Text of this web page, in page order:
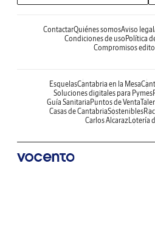
ContactarQuiénes somosAviso legal
Condiciones de uso Política
Compromisos
EsquelasCantabria en la Mesa
Soluciones digitales para Pymes
Guía Sanitaria Puntos de Venta
Casas de CantabriaSostenibles
Carlos AlcarazLotería